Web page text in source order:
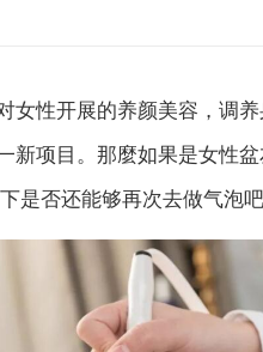
女性开展的养颜美容，调
新项目。那麼如果是女性
是否还能够再次去做气泡吧